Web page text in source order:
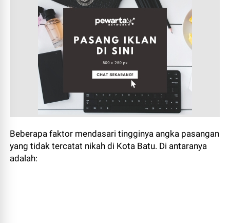
Beberapa faktor mendasari tingginya angka pasangan
yang tidak tercatat nikah di Kota Batu. Di antaranya
adalah: